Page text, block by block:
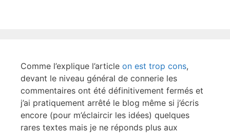
Comme l’explique l’article on est trop cons,
devant le niveau général de connerie les
commentaires ont été définitivement fermés et
j’ai pratiquement arrêté le blog même si j’écris
encore (pour m’éclaircir les idées) quelques
rares textes mais je ne réponds plus aux